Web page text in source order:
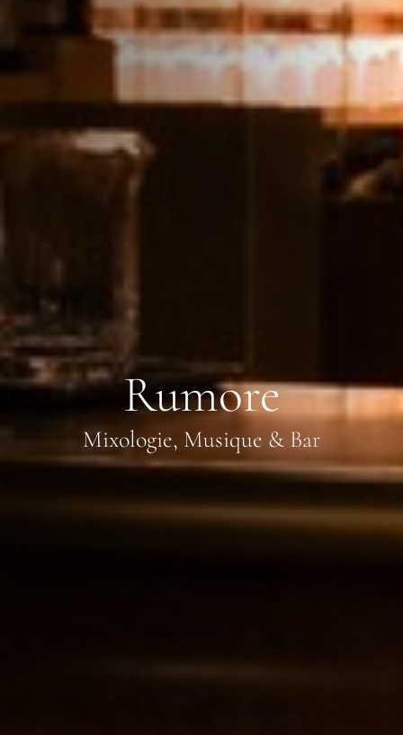
Rumore
Mixologie, Musique & Bar